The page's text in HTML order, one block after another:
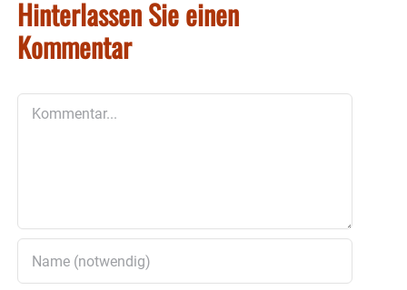
Hinterlassen Sie einen
Kommentar